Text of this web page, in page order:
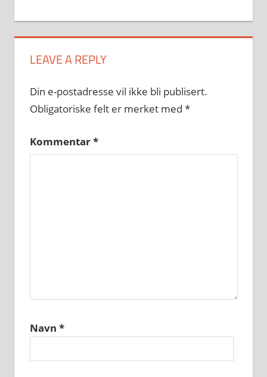
LEAVE A REPLY
Din e-postadresse vil ikke bli publisert.
Obligatoriske felt er merket med *
Kommentar*
Navn *